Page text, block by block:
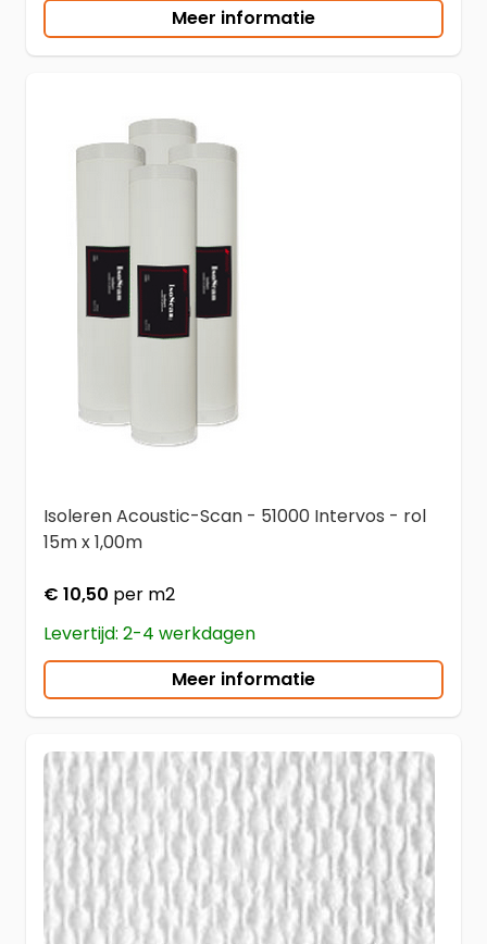
Meer informatie
Isoleren Acoustic-Scan - 51000 Intervos - rol
15m x 1,00m
€ 10,50 per m2
Levertijd: 2-4 werkdagen
Meer informatie